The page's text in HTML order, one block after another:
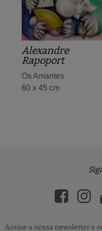
Alexandre
Rapoport
Os Amantes
60 x 45 cm
Assine a nossa newsletter e